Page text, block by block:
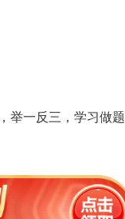
举一反三，学习做题